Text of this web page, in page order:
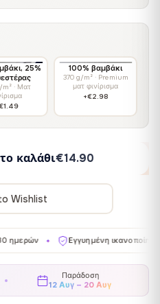
25%
· Ματ
100% βαμβάκι
370 g/m² · Premium
ματ φινίρισμα
+€2.98
καλάθι€14.90
Wishlist
✦ Εγγυημένη ικανοποίηση ✦
Παράδοση
12 Αυγ – 20 Αυγ